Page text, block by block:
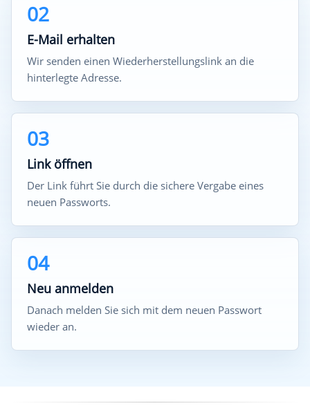
02
E-Mail erhalten
Wir senden einen Wiederherstellungslink an die
hinterlegte Adresse.
03
Link öffnen
Der Link führt Sie durch die sichere Vergabe eines
neuen Passworts.
04
Neu anmelden
Danach melden Sie sich mit dem neuen Passwort
wieder an.